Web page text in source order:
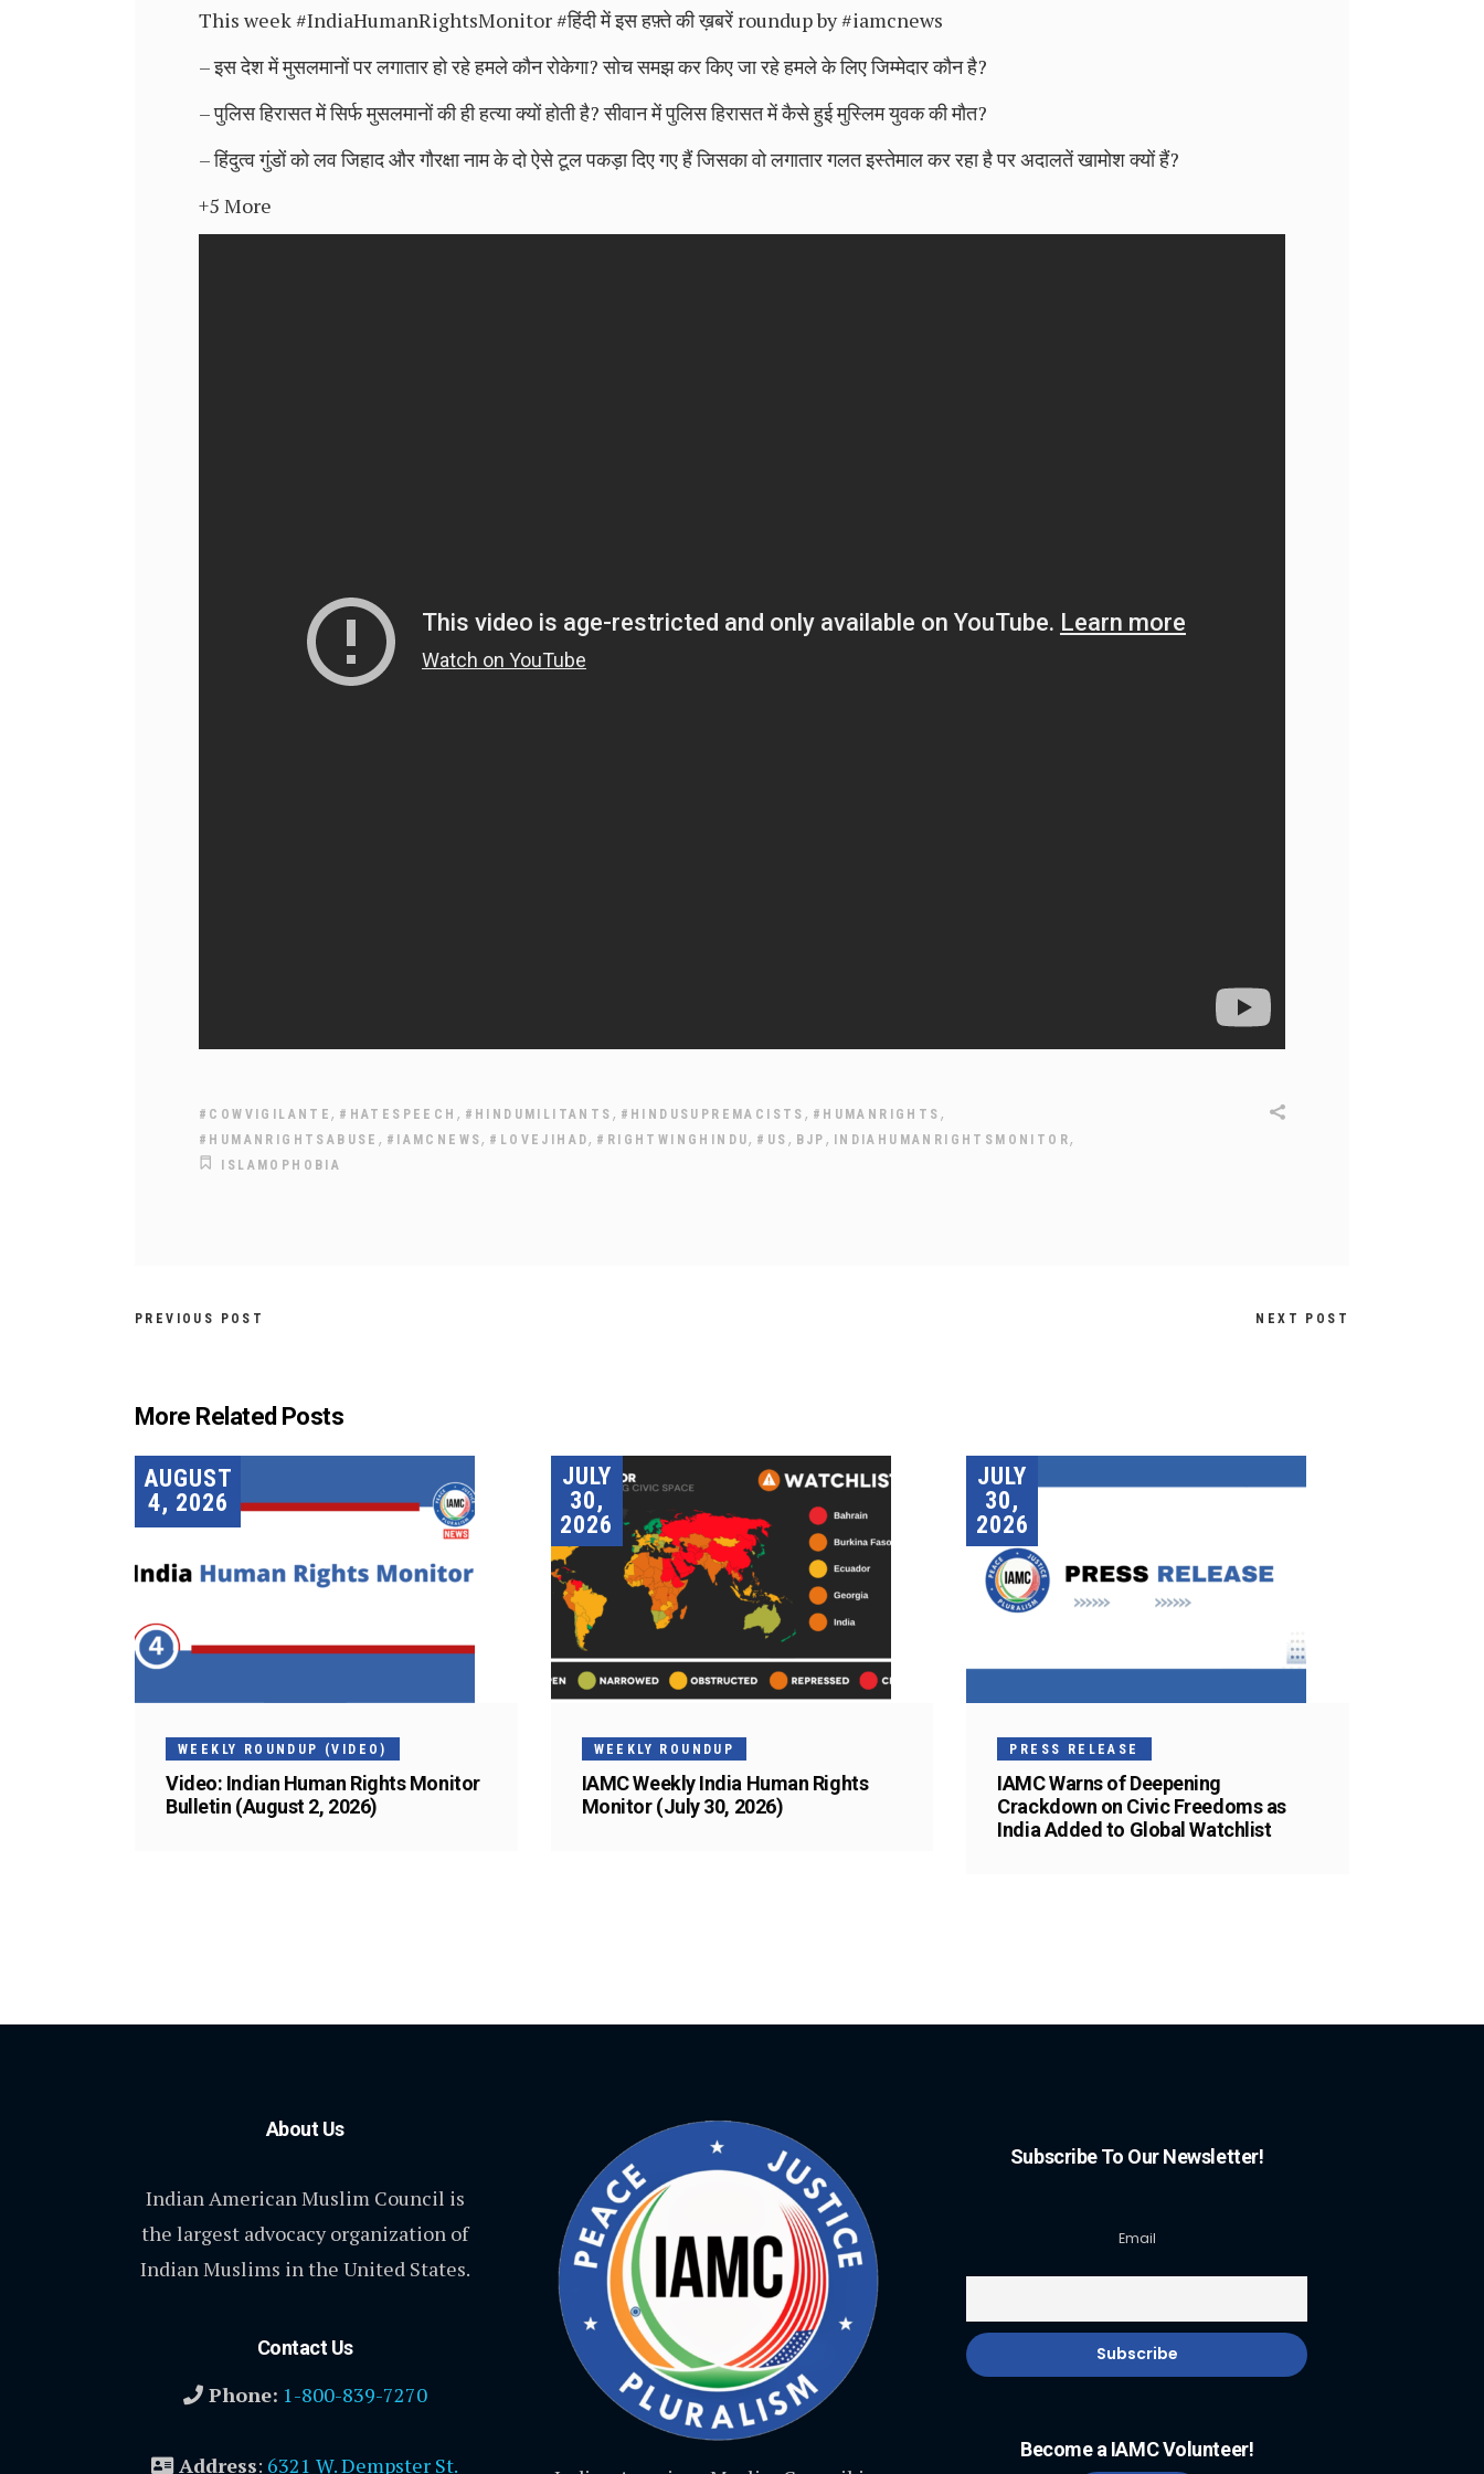
This week #IndiaHumanRightsMonitor #हिंदी में इस हफ़्ते की ख़बरें roundup by #iamcnews
– इस देश में मुसलमानों पर लगातार हो रहे हमले कौन रोकेगा? सोच समझ कर किए जा रहे हमले के लिए जिम्मेदार कौन है?
– पुलिस हिरासत में सिर्फ मुसलमानों की ही हत्या क्यों होती है? सीवान में पुलिस हिरासत में कैसे हुई मुस्लिम युवक की मौत?
– हिंदुत्व गुंडों को लव जिहाद और गौरक्षा नाम के दो ऐसे टूल पकड़ा दिए गए हैं जिसका वो लगातार गलत इस्तेमाल कर रहा है पर अदालतें खामोश क्यों हैं?
+5 More
#COWVIGILANTE, #HATESPEECH , #HINDUMILITANTS , #HINDUSUPREMACISTS , #HUMANRIGHTS ,
#HUMANRIGHTSABUSE , #IAMCNEWS, #LOVEJIHAD, #RIGHTWINGHINDU, #US , BJP , INDIAHUMANRIGHTSMONITOR,
ISLAMOPHOBIA
PREVIOUS POST NEXT POST
More Related Posts
AUGUST
4, 2026
WEEKLY ROUNDUP (VIDEO)
Video: Indian Human Rights Monitor
Bulletin (August 2, 2026)
JULY
30,
2026
WEEKLY ROUNDUP
IAMC Weekly India Human Rights
Monitor (July 30, 2026)
JULY
30,
2026
PRESS RELEASE
IAMC Warns of Deepening
Crackdown on Civic Freedoms as
India Added to Global Watchlist
About Us
Indian American Muslim Council is
the largest advocacy organization of
Indian Muslims in the United States.
Contact Us
Phone: 1-800-839-7270
Address: 6321 W. Dempster St.
Subscribe To Our Newsletter!
Email
Become a IAMC Volunteer!